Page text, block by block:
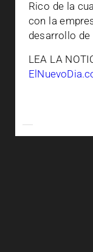
Rico de la
con la
desarrollo de
LEA LA